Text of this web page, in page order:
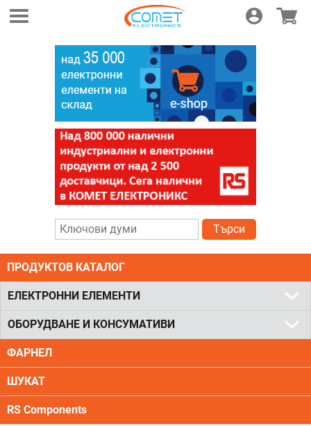
Логин
Търси
ПРОДУКТОВ КАТАЛОГ
ЕЛЕКТРОННИ ЕЛЕМЕНТИ
ОБОРУДВАНЕ И КОНСУМАТИВИ
ФАРНЕЛ
ШУКАТ
RS Components